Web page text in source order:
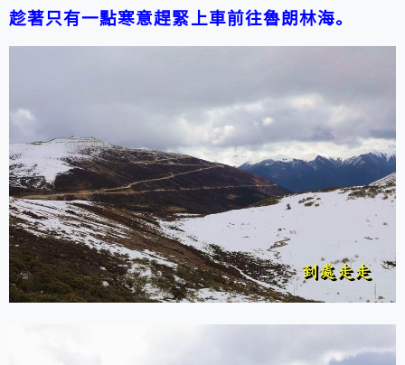
趁著只有一點寒意趕緊上車前往魯朗林海。